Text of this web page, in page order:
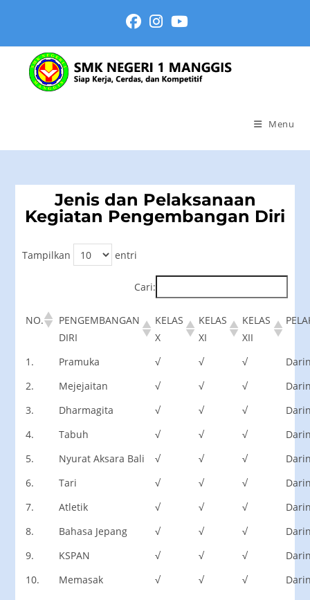
Menu
Jenis dan Pelaksanaan
Kegiatan Pengembangan Diri
Tampilkan entri
Cari:
NO.
PENGEMBANGAN
DIRI
KELAS
X
KELAS
XI
KELAS
XII
1. Pramuka √ √ √
2.
Mejejaitan √ √ √
3.
Dharmagita √ √ √
4.
Tabuh √ √ √
5.
Nyurat Aksara Bali √ √ √
6.
Tari √ √ √
7.
Atletik √ √ √
8.
Bahasa Jepang √ √ √
9.
KSPAN √ √ √
10.
Memasak √ √ √